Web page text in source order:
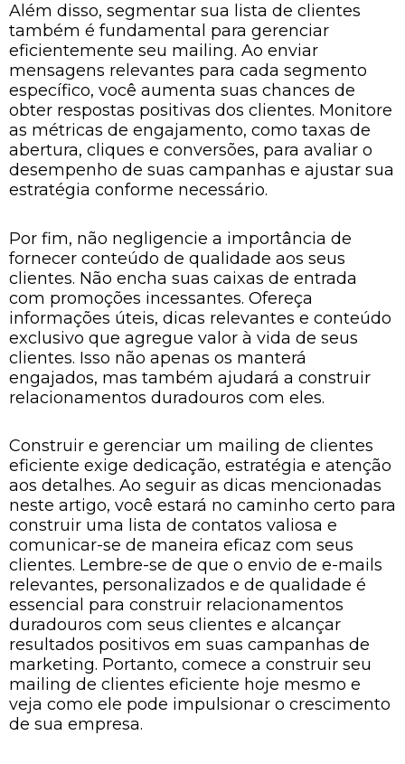
Além disso, segmentar sua lista de clientes
também é fundamental para gerenciar
eficientemente seu mailing. Ao enviar
mensagens relevantes para cada segmento
específico, você aumenta suas chances de
obter respostas positivas dos clientes. Monitore
as métricas de engajamento, como taxas de
abertura, cliques e conversões, para avaliar o
desempenho de suas campanhas e ajustar sua
estratégia conforme necessário.
Por fim, não negligencie a importância de
fornecer conteúdo de qualidade aos seus
clientes. Não encha suas caixas de entrada
com promoções incessantes. Ofereça
informações úteis, dicas relevantes e conteúdo
exclusivo que agregue valor à vida de seus
clientes. Isso não apenas os manterá
engajados, mas também ajudará a construir
relacionamentos duradouros com eles.
Construir e gerenciar um mailing de clientes
eficiente exige dedicação, estratégia e atenção
aos detalhes. Ao seguir as dicas mencionadas
neste artigo, você estará no caminho certo para
construir uma lista de contatos valiosa e
comunicar-se de maneira eficaz com seus
clientes. Lembre-se de que o envio de e-mails
relevantes, personalizados e de qualidade é
essencial para construir relacionamentos
duradouros com seus clientes e alcançar
resultados positivos em suas campanhas de
marketing. Portanto, comece a construir seu
mailing de clientes eficiente hoje mesmo e
veja como ele pode impulsionar o crescimento
de sua empresa.